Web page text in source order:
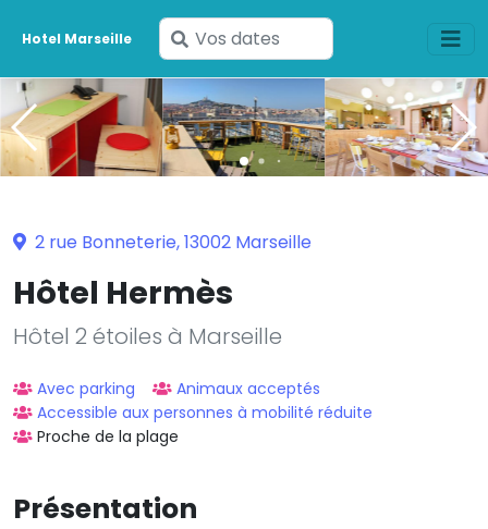
Hotel Marseille
Saisissez
vos
dates
2 rue Bonneterie, 13002 Marseille
Hôtel Hermès
Hôtel 2 étoiles à Marseille
Avec parking
Animaux acceptés
Accessible aux personnes à mobilité réduite
Proche de la plage
Présentation